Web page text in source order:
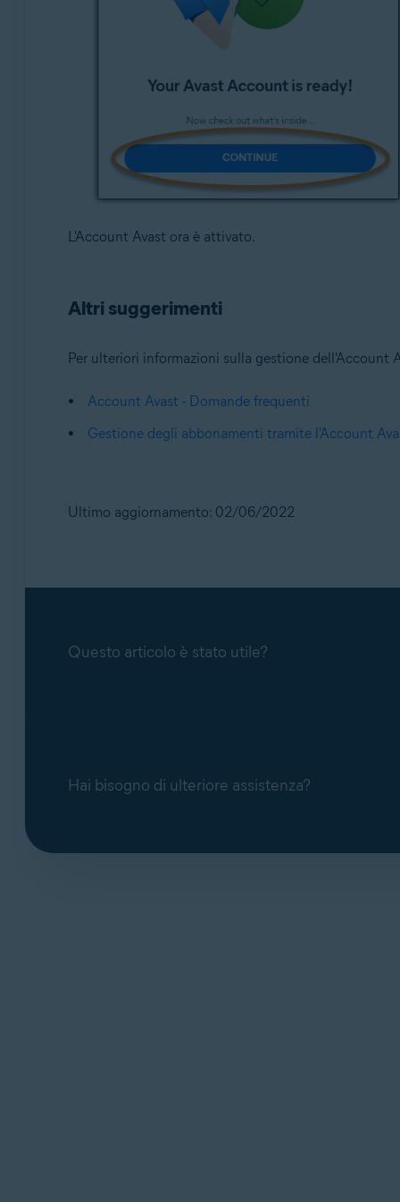
L'Account Avast ora è attivato.
Altri suggerimenti
Per ulteriori informazioni sulla gestione dell'Account
Account Avast - Domande frequenti
Gestione degli abbonamenti tramite l'Account
Ultimo aggiornamento: 02/06/2022
Questo articolo è stato utile?
Hai bisogno di ulteriore assistenza?